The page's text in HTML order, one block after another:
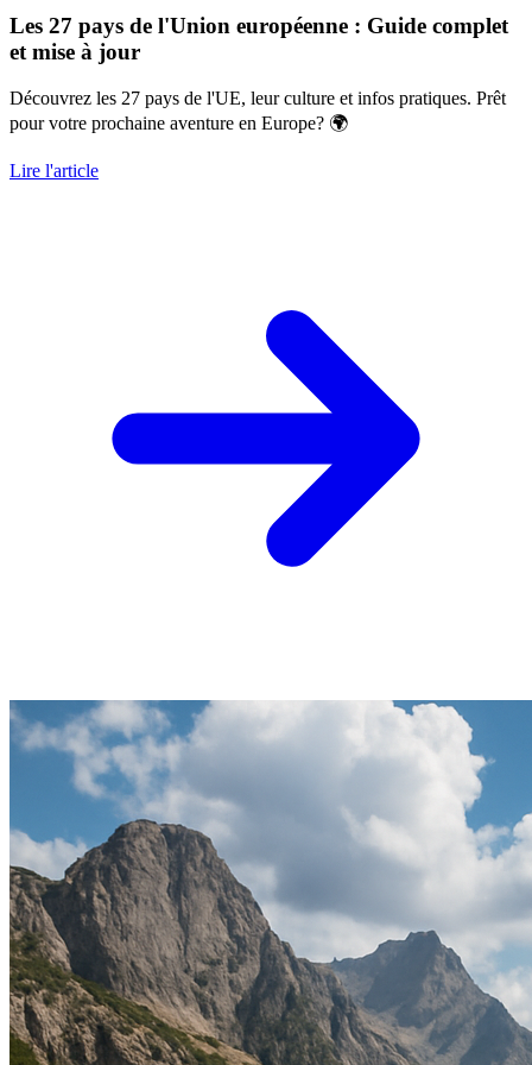
Les 27 pays de l'Union européenne : Guide complet
et mise à jour
Découvrez les 27 pays de l'UE, leur culture et infos pratiques. Prêt
pour votre prochaine aventure en Europe? 🌍
Lire l'article